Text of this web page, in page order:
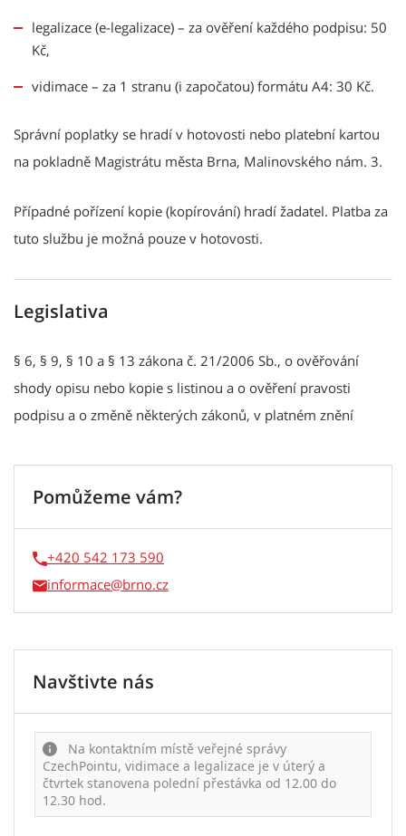
legalizace (e-legalizace) – za ověření každého podpisu: 50
Kč,
vidimace – za 1 stranu (i započatou) formátu A4: 30 Kč.
Správní poplatky se hradí v hotovosti nebo platební kartou
na pokladně Magistrátu města Brna, Malinovského nám. 3.
Případné pořízení kopie (kopírování) hradí žadatel. Platba za
tuto službu je možná pouze v hotovosti.
Legislativa
§ 6, § 9, § 10 a § 13 zákona č. 21/2006 Sb., o ověřování
shody opisu nebo kopie s listinou a o ověření pravosti
podpisu a o změně některých zákonů, v platném znění
Pomůžeme vám?
+420 542 173 590
informace
Navštivte nás
Na kontaktním místě veřejné správy
CzechPointu, vidimace a legalizace je v úterý a
čtvrtek stanovena polední přestávka od 12.00 do
12.30 hod.